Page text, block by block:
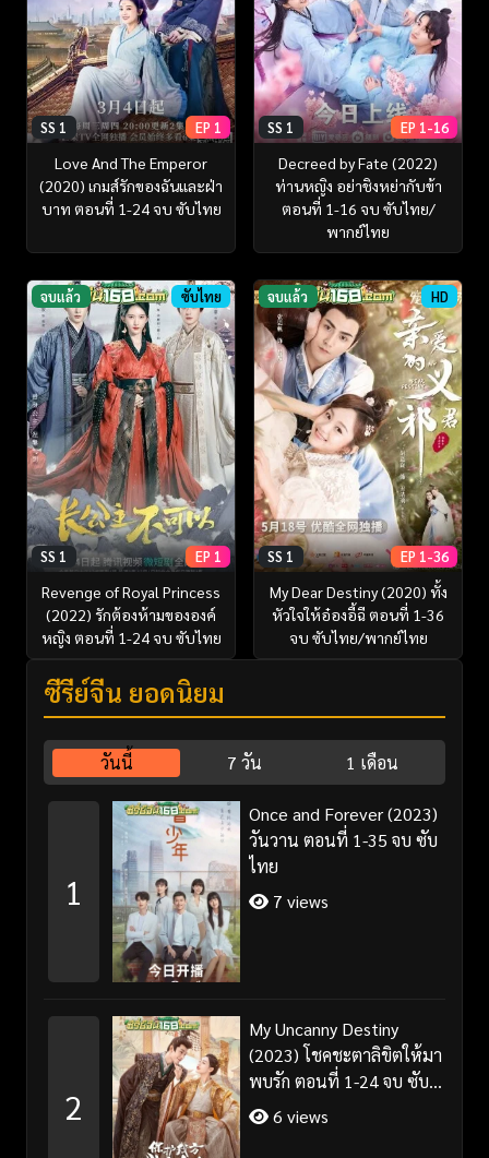
SS 1 EP 1
Love And The Emperor
(2020) เกมส์รักของฉันและฝ่า
บาท ตอนที่ 1-24 จบ ซับไทย
SS 1 EP 1-16
Decreed by Fate (2022)
ท่านหญิง อย่าชิงหย่ากับข้า
ตอนที่ 1-16 จบ ซับไทย/
พากย์ไทย
จบแล้ว ซับไทย
SS 1 EP 1
Revenge of Royal Princess
(2022) รักต้องห้ามขององค์
หญิง ตอนที่ 1-24 จบ ซับไทย
จบแล้ว HD
SS 1 EP 1-36
My Dear Destiny (2020) ทั้ง
หัวใจให้อ๋องอี้ฉี ตอนที่ 1-36
จบ ซับไทย/พากย์ไทย
ซีรี่ย์จีน ยอดนิยม
วันนี้ 7 วัน 1 เดือน
1
Once and Forever (2023)
วันวาน ตอนที่ 1-35 จบ ซับ
ไทย
7 views
2
My Uncanny Destiny
(2023) โชคชะตาลิขิตให้มา
พบรัก ตอนที่ 1-24 จบ ซับ
ไทย/พากย์ไทย
6 views